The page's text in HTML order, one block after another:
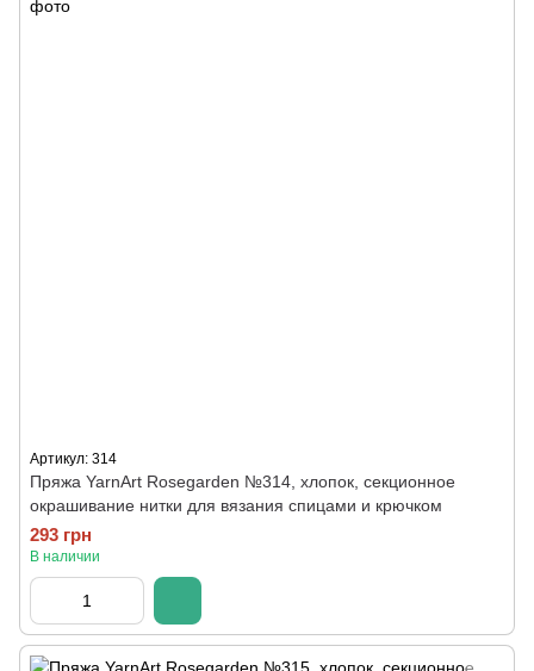
Артикул: 314
Пряжа YarnArt Rosegarden №314, хлопок, секционное
окрашивание нитки для вязания спицами и крючком
293 грн
В наличии